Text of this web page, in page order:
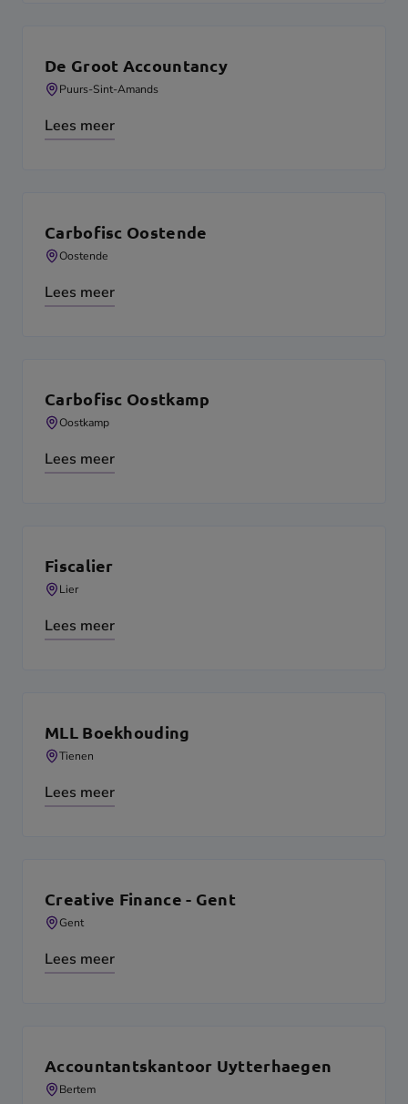
De Groot Accountancy
Puurs-Sint-Amands
Lees meer
Carbofisc Oostende
Oostende
Lees meer
Carbofisc Oostkamp
Oostkamp
Lees meer
Fiscalier
Lier
Lees meer
MLL Boekhouding
Tienen
Lees meer
Creative Finance - Gent
Gent
Lees meer
Accountantskantoor Uytterhaegen
Bertem